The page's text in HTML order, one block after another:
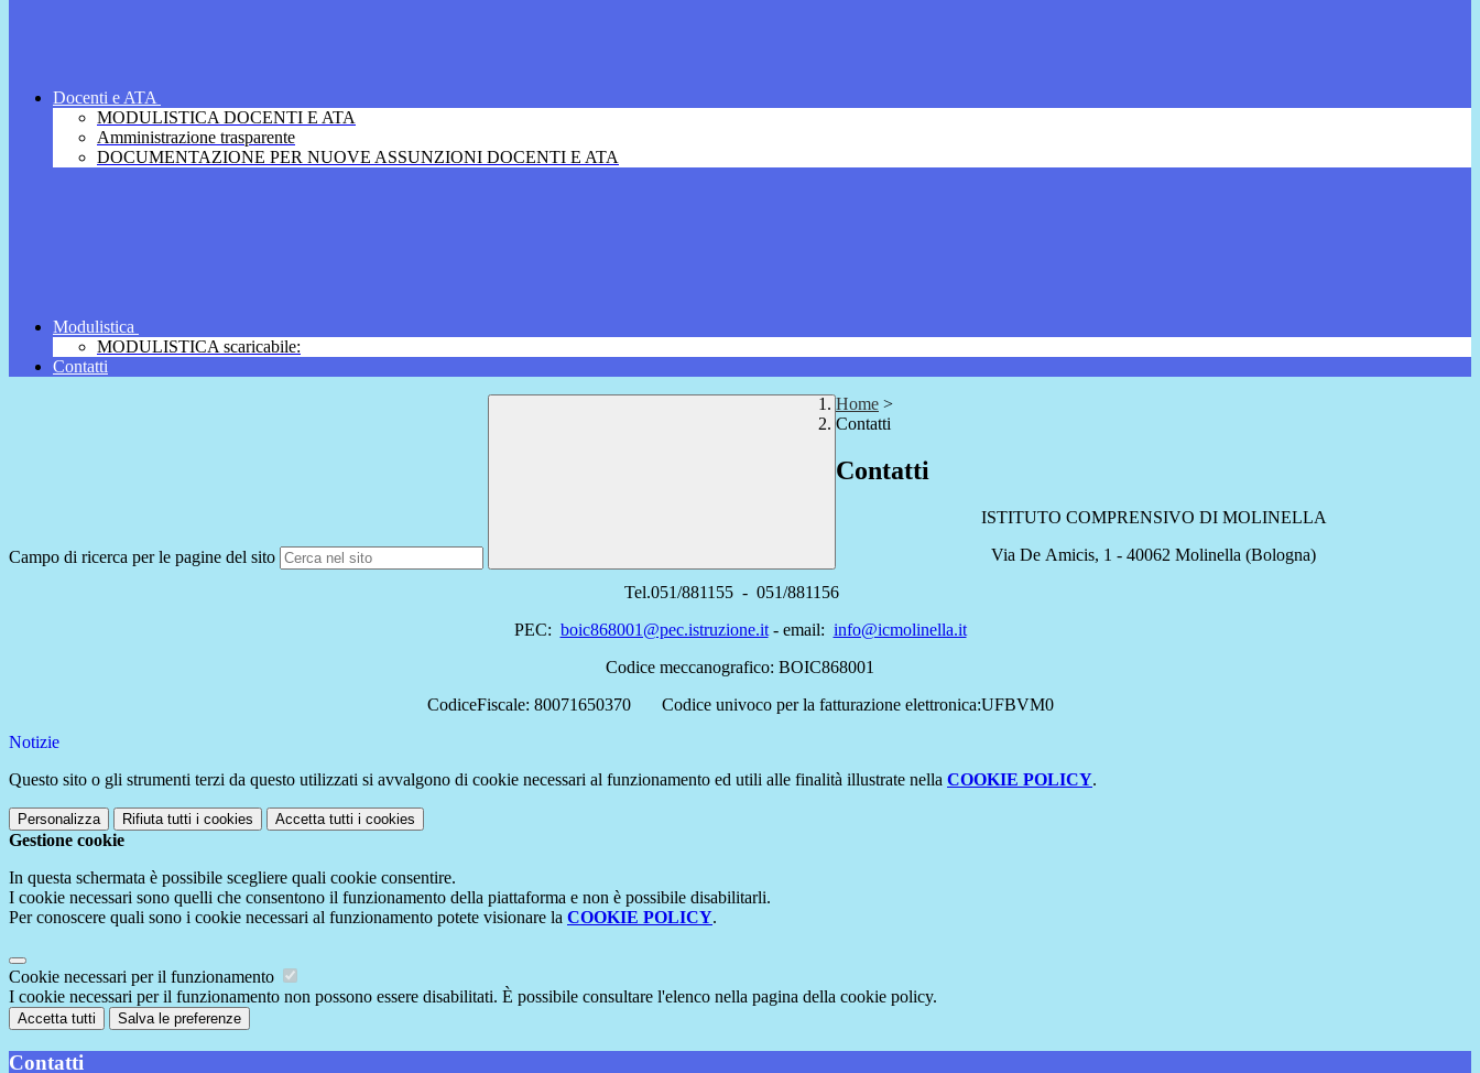
Docenti e ATA
MODULISTICA DOCENTI E ATA
Amministrazione trasparente
DOCUMENTAZIONE PER NUOVE ASSUNZIONI DOCENTI E ATA
Modulistica
MODULISTICA scaricabile:
Contatti
Campo di ricerca per le pagine del sito
Home >
Contatti
Contatti
ISTITUTO COMPRENSIVO DI MOLINELLA
Via De Amicis, 1 - 40062 Molinella (Bologna)
Tel.051/881155 - 051/881156
PEC: boic868001@pec.istruzione.it- email: info@icmolinella.it
Codice meccanografico: BOIC868001
CodiceFiscale: 80071650370 Codice univoco per la fatturazione elettronica:UFBVM0
Notizie
Questo sito o gli strumenti terzi da questo utilizzati si avvalgono di cookie necessari al funzionamento ed utili alle finalità illustrate nella COOKIE POLICY.
Personalizza Rifiuta tutti i cookies Accetta tutti i cookies
Gestione cookie
In questa schermata è possibile scegliere quali cookie consentire.
I cookie necessari sono quelli che consentono il funzionamento della piattaforma e non è possibile disabilitarli.
Per conoscere quali sono i cookie necessari al funzionamento potete visionare la COOKIE POLICY.
Cookie necessari per il funzionamento
I cookie necessari per il funzionamento non possono essere disabilitati. È possibile consultare l'elenco nella pagina della cookie policy.
Accetta tutti Salva le preferenze
Contatti